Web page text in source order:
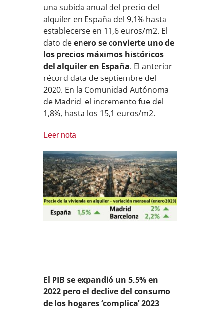
una subida anual del precio del
alquiler en España del 9,1% hasta
establecerse en 11,6 euros/m2. El
dato deenero se convierte uno de
los precios máximos históricos
del alquiler en España. El anterior
récord data de septiembre del
2020. En la Comunidad Autónoma
de Madrid, el incremento fue del
1,8%, hasta los 15,1 euros/m2.
Leer nota
El PIB se expandió un 5,5% en
2022 pero el declive del consumo
de los hogares ‘complica’ 2023